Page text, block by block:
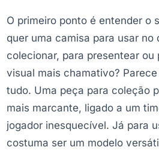
O primeiro ponto é entender o
quer uma camisa para usar no
colecionar, para presentear ou
visual mais chamativo?
tudo. Uma peça para coleção
mais marcante, ligado a um
jogador inesquecível. Já para
costuma ser um modelo